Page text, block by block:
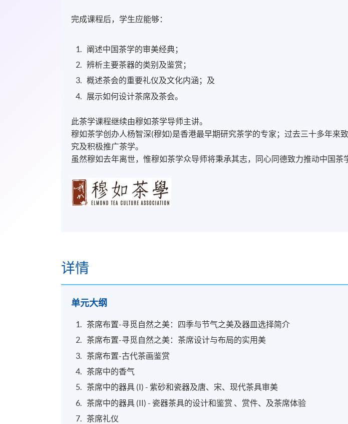
完成课程后，学生应能够：
阐述中国茶学的审美经典；
辨析主要茶器的类别及鉴赏；
概述茶会的重要礼仪及文化内涵；及
展示如何设计茶席及茶会。
此茶学课程继续由穆如茶学导师主讲。
穆如茶学创办人杨智深(穆如)是香港最早期研究茶学的专家；过去三十多年来
究及积极推广茶学。
虽然穆如去年离世，惟穆如茶学众导师将秉承其志，同心同德致力推动中国茶
详情
单元大纲
茶席布置-寻觅自然之美：四季与节气之美及器皿选择简介
茶席布置-寻觅自然之美：茶席设计与布局的实用美
茶席布置-古代茶画鉴赏
茶席中的香气
茶席中的器具 (I) - 紫砂和瓷器及唐、宋、现代茶具审美
茶席中的器具 (II) - 瓷器茶具的设计和鉴赏 、赏件、及茶席体验
茶席礼仪